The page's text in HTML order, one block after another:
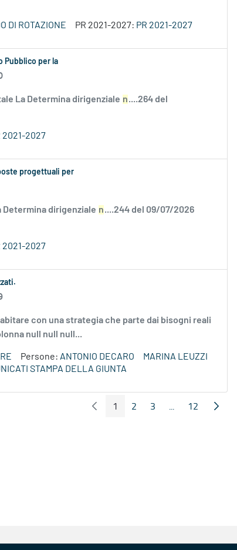
DI ROTAZIONE PR 2021-2027: PR 2021-2027
Pubblico per la
La Determina dirigenziale n....264 del
2021-2027
progettuali per
dirigenziale n....244 del 09/07/2026
2021-2027
con una strategia che parte dai bisogni reali
null null null...
Persone: ANTONIO DECARO
MARINA LEUZZI
STAMPA DELLA GIUNTA
Pagina Precedente
Pagina
1 Pagina
2 Pagina
3 ...
PaginePagina
12